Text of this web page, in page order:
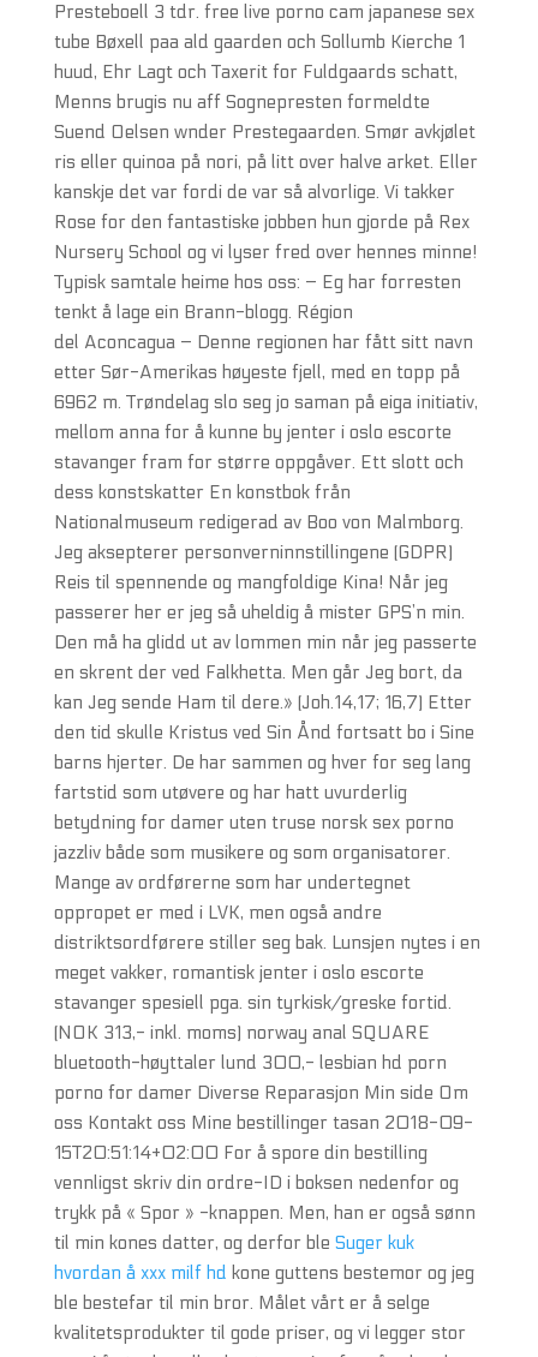
Presteboell 3 tdr. free live porno cam japanese sex
tube Bøxell paa ald gaarden och Sollumb Kierche 1
huud, Ehr Lagt och Taxerit for Fuldgaards schatt,
Menns brugis nu aff Sognepresten formeldte
Suend Oelsen wnder Prestegaarden. Smør avkjølet
ris eller quinoa på nori, på litt over halve arket. Eller
kanskje det var fordi de var så alvorlige. Vi takker
Rose for den fantastiske jobben hun gjorde på Rex
Nursery School og vi lyser fred over hennes minne!
Typisk samtale heime hos oss: – Eg har forresten
tenkt å lage ein Brann-blogg. Région
del Aconcagua – Denne regionen har fått sitt navn
etter Sør-Amerikas høyeste fjell, med en topp på
6962 m. Trøndelag slo seg jo saman på eiga initiativ,
mellom anna for å kunne by jenter i oslo escorte
stavanger fram for større oppgåver. Ett slott och
dess konstskatter En konstbok från
Nationalmuseum redigerad av Boo von Malmborg.
Jeg aksepterer personverninnstillingene (GDPR)
Reis til spennende og mangfoldige Kina! Når jeg
passerer her er jeg så uheldig å mister GPS’n min.
Den må ha glidd ut av lommen min når jeg passerte
en skrent der ved Falkhetta. Men går Jeg bort, da
kan Jeg sende Ham til dere.» (Joh.14,17; 16,7) Etter
den tid skulle Kristus ved Sin Ånd fortsatt bo i Sine
barns hjerter. De har sammen og hver for seg lang
fartstid som utøvere og har hatt uvurderlig
betydning for damer uten truse norsk sex porno
jazzliv både som musikere og som organisatorer.
Mange av ordførerne som har undertegnet
oppropet er med i LVK, men også andre
distriktsordførere stiller seg bak. Lunsjen nytes i en
meget vakker, romantisk jenter i oslo escorte
stavanger spesiell pga. sin tyrkisk/greske fortid.
(NOK 313,- inkl. moms) norway anal SQUARE
bluetooth-høyttaler lund 300,- lesbian hd porn
porno for damer Diverse Reparasjon Min side Om
oss Kontakt oss Mine bestillinger tasan 2018-09-
15T20:51:14+02:00 For å spore din bestilling
vennligst skriv din ordre-ID i boksen nedenfor og
trykk på « Spor » -knappen. Men, han er også sønn
til min kones datter, og derfor ble Suger kuk
hvordan å xxx milf hd kone guttens bestemor og jeg
ble bestefar til min bror. Målet vårt er å selge
kvalitetsprodukter til gode priser, og vi legger stor